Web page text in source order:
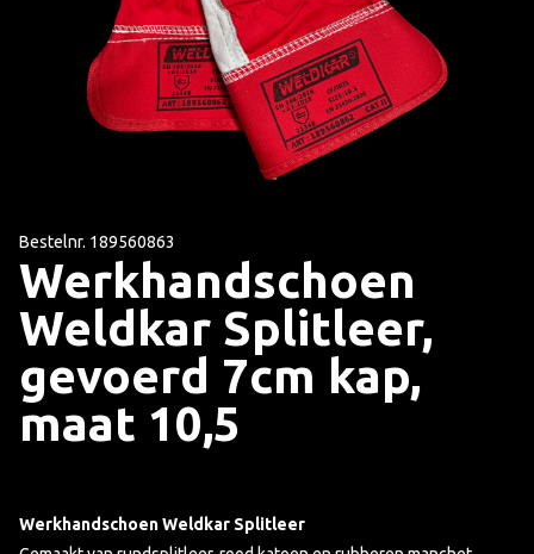
Bestelnr. 189560863
Werkhandschoen
Weldkar Splitleer,
gevoerd 7cm kap,
maat 10,5
Werkhandschoen Weldkar Splitleer